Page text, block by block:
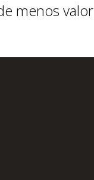
menos valor